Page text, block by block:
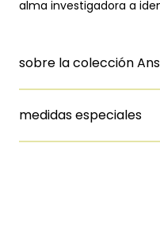
alma investigadora a
sobre la colección
medidas especiales